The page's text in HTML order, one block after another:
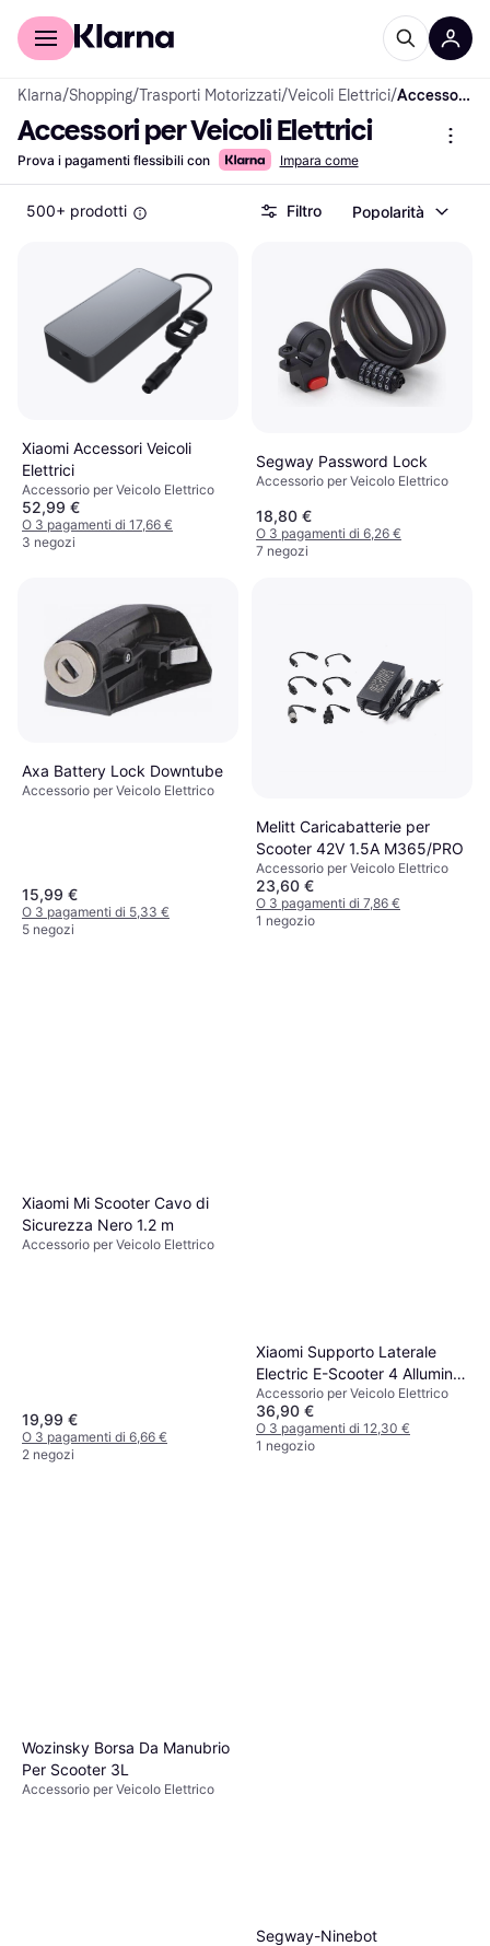
Per il tuo shopping
Klarna/Shopping/Trasporti Motorizzati/Veicoli Elettrici/ Accessori per Veicoli Elettrici
Accessori per Veicoli Elettrici
Prova i pagamenti flessibili con Impara come
500+ prodotti Filtro Popolarità
Xiaomi Accessori Veicoli
Elettrici
Accessorio per Veicolo Elettrico
52,99 €
O 3 pagamenti di 17,66 €
3 negozi
Segway Password Lock
Accessorio per Veicolo Elettrico
18,80 €
O 3 pagamenti di 6,26 €
7 negozi
Axa Battery Lock Downtube
Accessorio per Veicolo Elettrico
15,99 €
O 3 pagamenti di 5,33 €
5 negozi
Melitt Caricabatterie per
Scooter 42V 1.5A M365/PRO
Accessorio per Veicolo Elettrico
23,60 €
O 3 pagamenti di 7,86 €
1 negozio
Xiaomi Mi Scooter Cavo di
Sicurezza Nero 1.2 m
Accessorio per Veicolo Elettrico
19,99 €
O 3 pagamenti di 6,66 €
2 negozi
Xiaomi Supporto Laterale
Electric E-Scooter 4 Alluminio
115 mm Nero
Accessorio per Veicolo Elettrico
36,90 €
O 3 pagamenti di 12,30 €
1 negozio
Wozinsky Borsa Da Manubrio
Per Scooter 3L
Accessorio per Veicolo Elettrico
Segway-Ninebot